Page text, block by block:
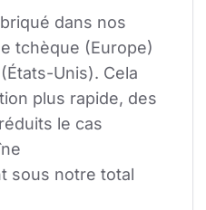
dans nos
tchèque (Europe)
Unis). Cela
plus rapide, des
le cas
sous notre total